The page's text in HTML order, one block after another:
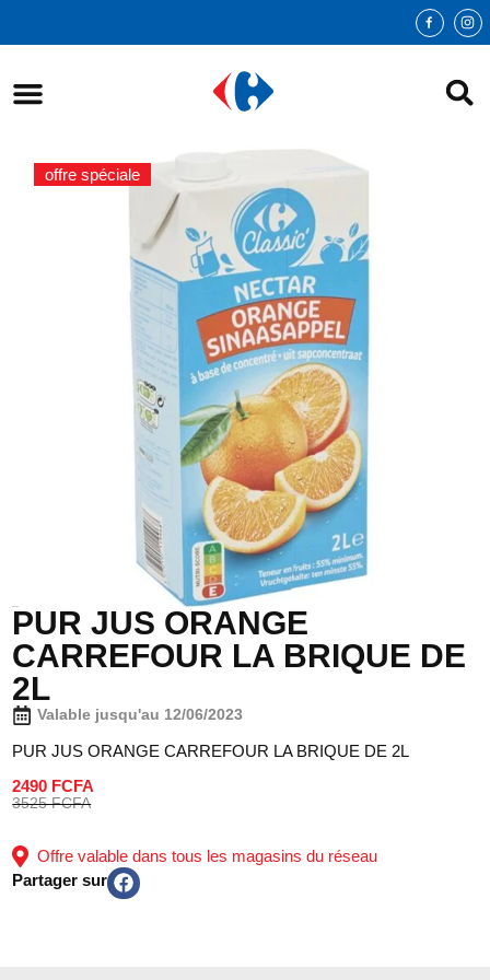
offre spéciale
PUR JUS ORANGE
CARREFOUR LA BRIQUE DE
2L
Valable jusqu'au 12/06/2023
PUR JUS ORANGE CARREFOUR LA BRIQUE DE 2L
2490 FCFA
3525 FCFA
Offre valable dans tous les magasins du réseau
Partager sur